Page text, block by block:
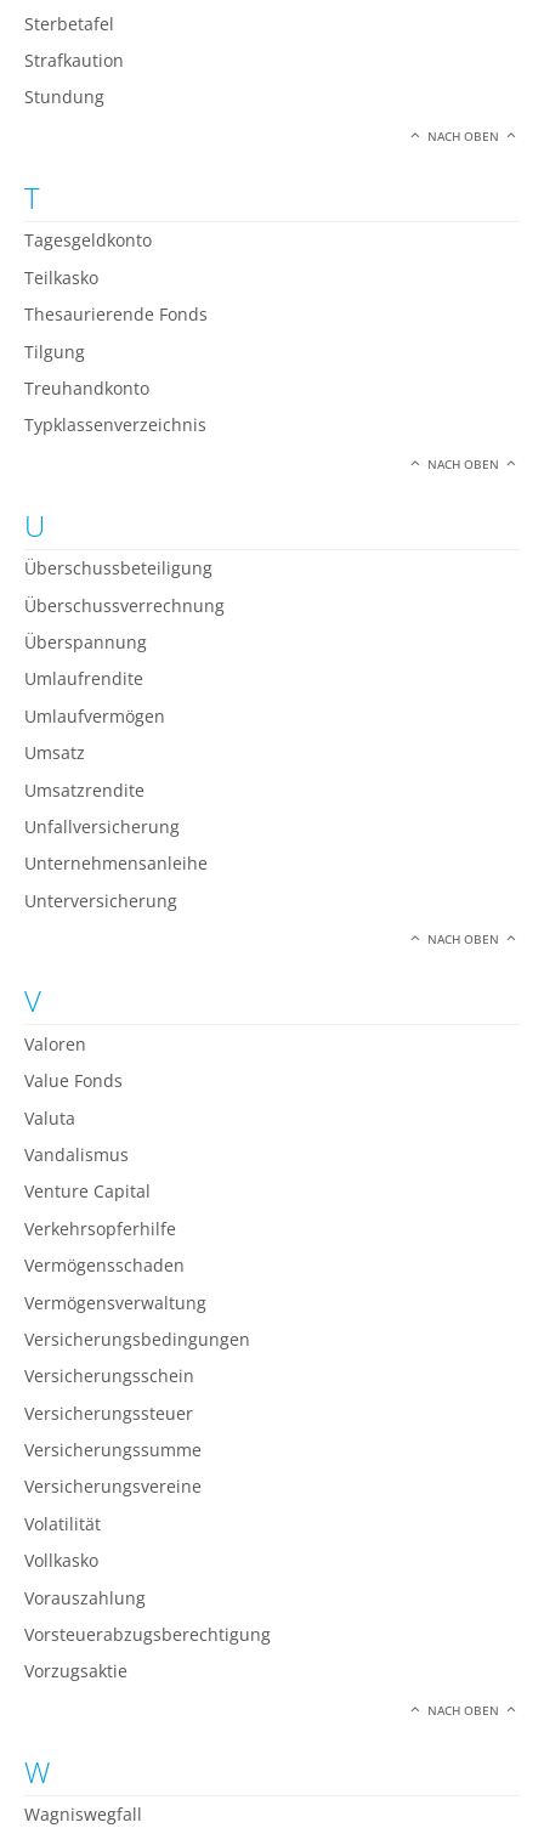
Sterbetafel
Strafkaution
Stundung
NACH OBEN
T
Tagesgeldkonto
Teilkasko
Thesaurierende Fonds
Tilgung
Treuhandkonto
Typklassenverzeichnis
NACH OBEN
U
Überschussbeteiligung
Überschussverrechnung
Überspannung
Umlaufrendite
Umlaufvermögen
Umsatz
Umsatzrendite
Unfallversicherung
Unternehmensanleihe
Unterversicherung
NACH OBEN
V
Valoren
Value Fonds
Valuta
Vandalismus
Venture Capital
Verkehrsopferhilfe
Vermögensschaden
Vermögensverwaltung
Versicherungsbedingungen
Versicherungsschein
Versicherungssteuer
Versicherungssumme
Versicherungsvereine
Volatilität
Vollkasko
Vorauszahlung
Vorsteuerabzugsberechtigung
Vorzugsaktie
NACH OBEN
W
Wagniswegfall